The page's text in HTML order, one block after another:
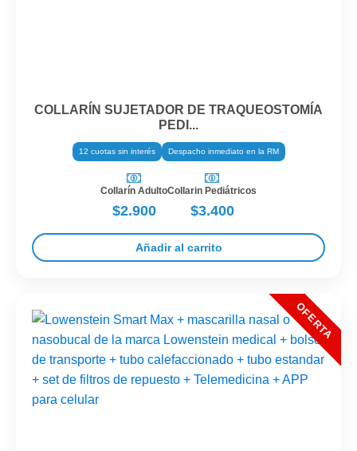
COLLARÍN SUJETADOR DE TRAQUEOSTOMÍA
PEDI...
12 cuotas sin interés Despacho inmediato en la RM
Collarín Adulto
$2.900
Collarin Pediátricos
$3.400
Añadir al carrito